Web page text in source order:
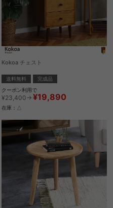
Kokoa チェスト
送料無料
完成品
クーポン利用で
¥23,400→ ¥19,890
在庫：△